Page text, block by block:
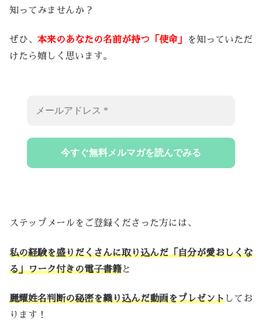
知ってみませんか？
ぜひ、 本来のあなたの名前が持つ「使命」
を知っていただ
けたら嬉しく思います。
ステップメールをご登録くださった方には、
私の経験を盛りだくさんに取り込んだ「自分が愛おしくな
る」ワーク付きの電子書籍と
麗耀姓名判断の秘密を織り込んだ動画をプレゼント してお
ります！